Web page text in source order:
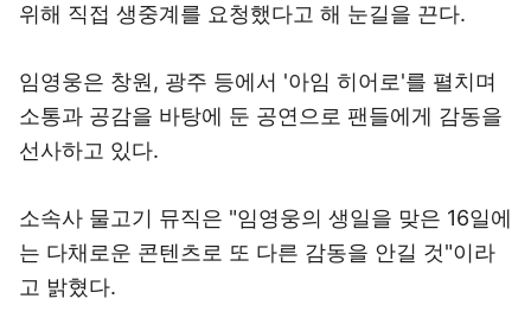
위해 직접 생중계를 요청했다고 해 눈길을 끈다.
임영웅은 창원, 광주 등에서 '아임 히어로'를 펼치며
소통과 공감을 바탕에 둔 공연으로 팬들에게 감동을
선사하고 있다.
소속사 물고기 뮤직은 "임영웅의 생일을 맞은 16일에
는 다채로운 콘텐츠로 또 다른 감동을 안길 것"이라
고 밝혔다.